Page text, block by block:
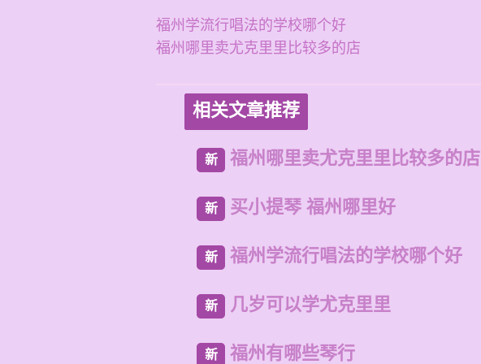
福州学流行唱法的学校哪个好
福州哪里卖尤克里里比较多的店
相关文章推荐
新 福州哪里卖尤克里里比较多的店
新 买小提琴 福州哪里好
新 福州学流行唱法的学校哪个好
新 几岁可以学尤克里里
新 福州有哪些琴行